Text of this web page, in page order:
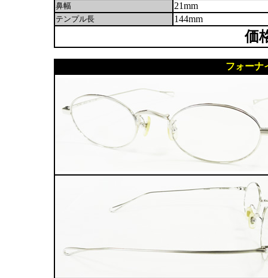
鼻幅 21mm
テンプル長 144mm
価
フォーナ